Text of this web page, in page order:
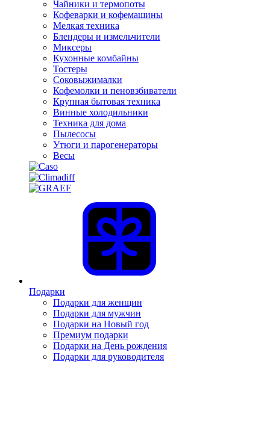
Чайники и термопоты
Кофеварки и кофемашины
Мелкая техника
Блендеры и измельчители
Миксеры
Кухонные комбайны
Тостеры
Соковыжималки
Кофемолки и пеновзбиватели
Крупная бытовая техника
Винные холодильники
Техника для дома
Пылесосы
Утюги и парогенераторы
Весы
Подарки
Подарки для женщин
Подарки для мужчин
Подарки на Новый год
Премиум подарки
Подарки на День рождения
Подарки для руководителя